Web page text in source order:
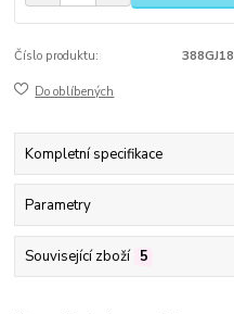
Číslo produktu: 388GJ18
Do oblíbených
Kompletní specifikace
Parametry
Související zboží 5